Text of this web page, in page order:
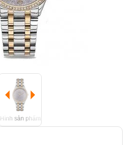
Hình sản phẩm